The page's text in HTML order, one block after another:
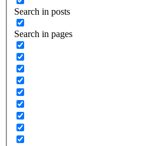
Search in posts
Search in pages